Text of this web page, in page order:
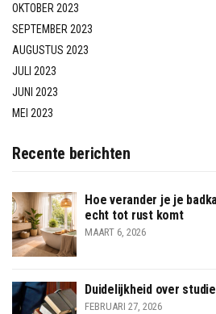
OKTOBER 2023
SEPTEMBER 2023
AUGUSTUS 2023
JULI 2023
JUNI 2023
MEI 2023
Recente berichten
Hoe verander je je
echt tot rust komt
MAART 6, 2026
Duidelijkheid over
FEBRUARI 27, 2026